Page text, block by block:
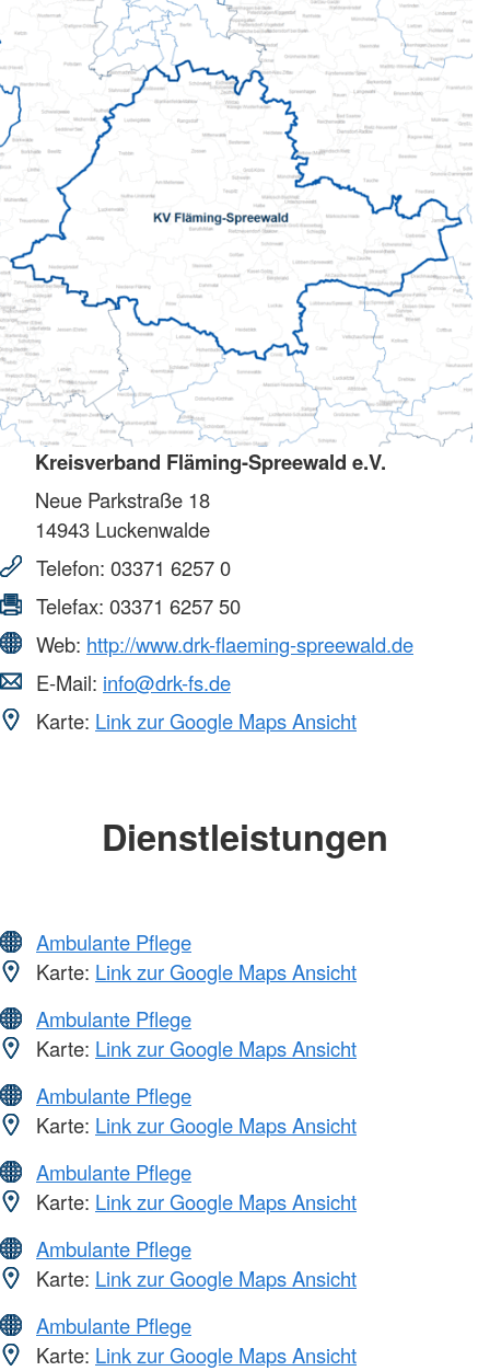
Kreisverband Fläming-Spreewald e.V.
Neue Parkstraße 18
14943 Luckenwalde
Telefon: 03371 6257 0
Telefax: 03371 6257 50
Web: http://www.drk-flaeming-spreewald.de
E-Mail: info@drk-fs.de
Karte: Link zur Google Maps Ansicht
Dienstleistungen
Ambulante Pflege
Karte: Link zur Google Maps Ansicht
Ambulante Pflege
Karte: Link zur Google Maps Ansicht
Ambulante Pflege
Karte: Link zur Google Maps Ansicht
Ambulante Pflege
Karte: Link zur Google Maps Ansicht
Ambulante Pflege
Karte: Link zur Google Maps Ansicht
Ambulante Pflege
Karte: Link zur Google Maps Ansicht